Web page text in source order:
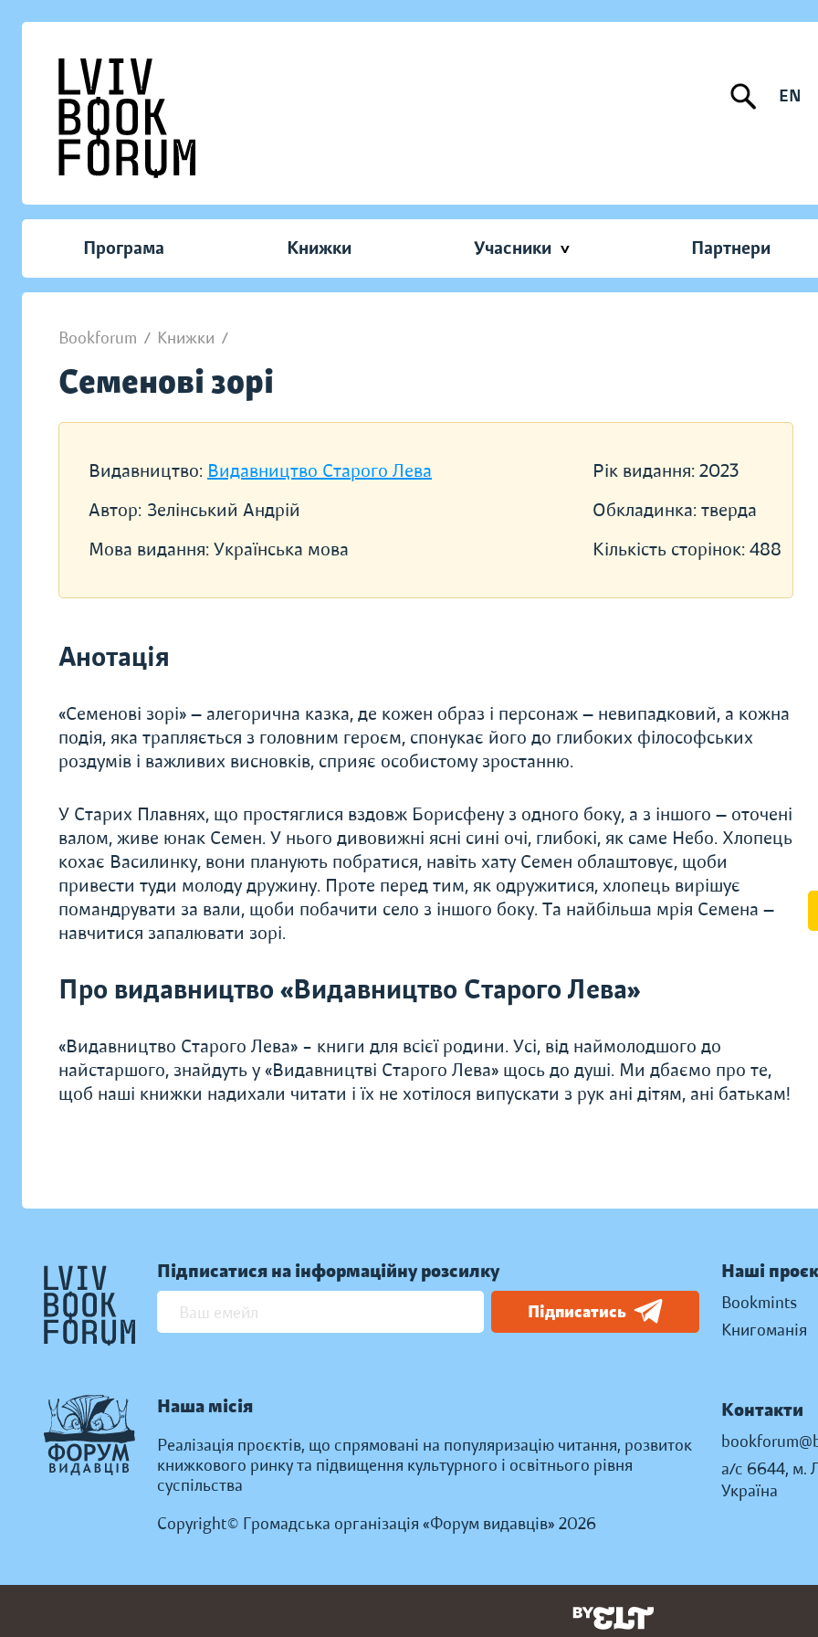
EN
Програма Книжки Учасники Партнери
Bookforum / Книжки /
Семенові зорі
Видавництво: Видавництво Старого Лева
Автор: Зелінський Андрій
Мова видання: Українська мова
Рік видання: 2023
Обкладинка: тверда
Кількість сторінок: 488
Анотація
«Семенові зорі» — алегорична казка, де кожен образ і персонаж — невипадковий, а кожна
подія, яка трапляється з головним героєм, спонукає його до глибоких філософських
роздумів і важливих висновків, сприяє особистому зростанню.
У Старих Плавнях, що простяглися вздовж Борисфену з одного боку, а з іншого — оточені
валом, живе юнак Семен. У нього дивовижні ясні сині очі, глибокі, як саме Небо. Хлопець
кохає Василинку, вони планують побратися, навіть хату Семен облаштовує, щоби
привести туди молоду дружину. Проте перед тим, як одружитися, хлопець вирішує
помандрувати за вали, щоби побачити село з іншого боку. Та найбільша мрія Семена —
навчитися запалювати зорі.
Про видавництво «Видавництво Старого Лева»
«Видавництво Старого Лева» – книги для всієї родини. Усі, від наймолодшого до
найстаршого, знайдуть у «Видавництві Старого Лева» щось до душі. Ми дбаємо про те,
щоб наші книжки надихали читати і їх не хотілося випускати з рук ані дітям, ані батькам!
Підписатися на інформаційну розсилку
Підписатись
Наша місія
Реалізація проєктів, що спрямовані на популяризацію читання, розвиток
книжкового ринку та підвищення культурного і освітнього рівня
суспільства
Copyright© Громадська організація «Форум видавців» 2026
Наші
Bookmints
Книгоманія
Контакти
а/с 6644, м.
Україна